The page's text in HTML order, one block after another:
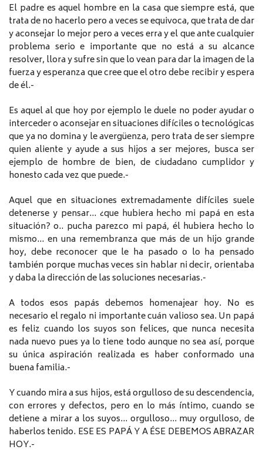
El padre es aquel hombre en la casa que siempre está, que
trata de no hacerlo pero a veces se equivoca, que trata de dar
y aconsejar lo mejor pero a veces erra y el que ante cualquier
problema serio e importante que no está a su alcance
resolver, llora y sufre sin que lo vean para dar la imagen de la
fuerza y esperanza que cree que el otro debe recibir y espera
de él.-
Es aquel al que hoy por ejemplo le duele no poder ayudar o
interceder o aconsejar en situaciones difíciles o tecnológicas
que ya no domina y le avergüenza, pero trata de ser siempre
quien aliente y ayude a sus hijos a ser mejores, busca ser
ejemplo de hombre de bien, de ciudadano cumplidor y
honesto cada vez que puede.-
Aquel que en situaciones extremadamente difíciles suele
detenerse y pensar… ¿que hubiera hecho mi papá en esta
situación? o.. pucha parezco mi papá, él hubiera hecho lo
mismo… en una remembranza que más de un hijo grande
hoy, debe reconocer que le ha pasado o lo ha pensado
también porque muchas veces sin hablar ni decir, orientaba
y daba la dirección de las soluciones necesarias.-
A todos esos papás debemos homenajear hoy. No es
necesario el regalo ni importante cuán valioso sea. Un papá
es feliz cuando los suyos son felices, que nunca necesita
nada nuevo pues ya lo tiene todo aunque no sea así, porque
su única aspiración realizada es haber conformado una
buena familia.-
Y cuando mira a sus hijos, está orgulloso de su descendencia,
con errores y defectos, pero en lo más íntimo, cuando se
detiene a mirar a los suyos… orgulloso… muy orgulloso, de
haberlos tenido. ESE ES PAPÁ Y A ÉSE DEBEMOS ABRAZAR
HOY.-